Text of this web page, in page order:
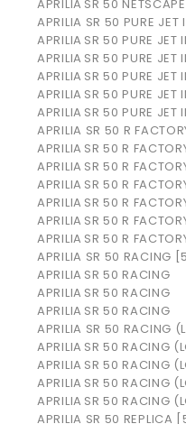
APRILIA SR 50
APRILIA SR 50 PURE
APRILIA SR 50 PURE JET
APRILIA SR 50 PURE JET
APRILIA SR 50 PURE JET
APRILIA SR 50 PURE JET
APRILIA SR 50 PURE JET
APRILIA SR 50 R
APRILIA SR 50 R
APRILIA SR 50 R
APRILIA SR 50 R
APRILIA SR 50 R
APRILIA SR 50 R
APRILIA SR 50 R
APRILIA SR 50 RACING
APRILIA SR 50 RACING
APRILIA SR 50 RACING
APRILIA SR 50 RACING
APRILIA SR 50 RACING
APRILIA SR 50 RACING
APRILIA SR 50 RACING
APRILIA SR 50 RACING
APRILIA SR 50 RACING
APRILIA SR 50 REPLICA